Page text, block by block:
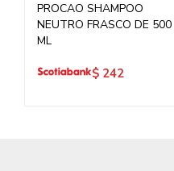
PROCAO SHAMPOO
NEUTRO FRASCO DE 500
ML
$ 242